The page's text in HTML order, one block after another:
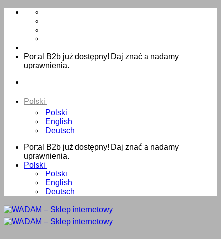
Skip
Portal B2b już dostępny! Daj znać a nadamy
uprawnienia.
Polski
Polski
English
Deutsch
Portal B2b już dostępny! Daj znać a nadamy
uprawnienia.
Polski
Polski
English
Deutsch